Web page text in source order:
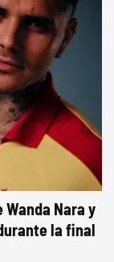
Nara y
la final